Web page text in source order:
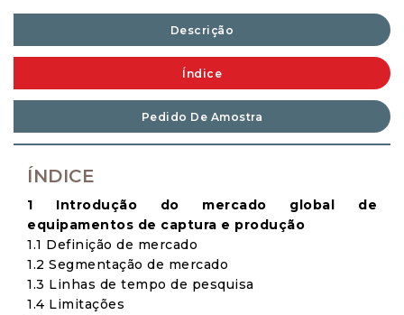
Descrição
Índice
Pedido De Amostra
ÍNDICE
1 Introdução do mercado global de
equipamentos de captura e produção
1.1 Definição de mercado
1.2 Segmentação de mercado
1.3 Linhas de tempo de pesquisa
1.4 Limitações